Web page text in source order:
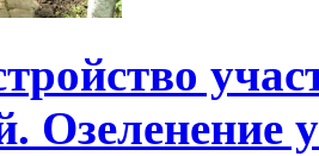
Озеленение